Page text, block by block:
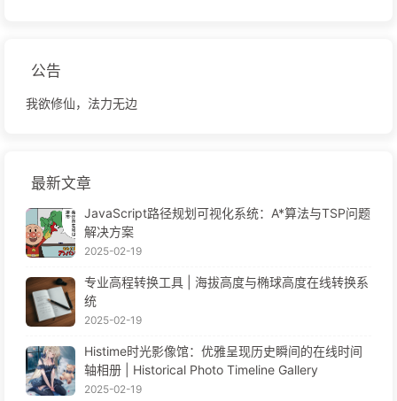
公告
我欲修仙，法力无边
最新文章
JavaScript路径规划可视化系统：A*算法与TSP问题
解决方案
2025-02-19
专业高程转换工具 | 海拔高度与椭球高度在线转换系
统
2025-02-19
Histime时光影像馆：优雅呈现历史瞬间的在线时间
轴相册 | Historical Photo Timeline Gallery
2025-02-19